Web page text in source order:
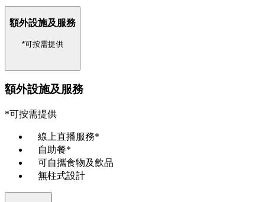
額外設施及服務
*可按需提供
額外設施及服務
*可按需提供
線上直播服務*
自助餐*
可自攜食物及飲品
無柱式設計